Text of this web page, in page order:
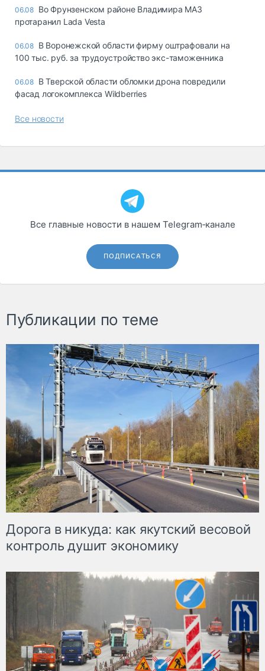
06.08 Во Фрунзенском районе Владимира МАЗ
протаранил Lada Vesta
06.08 В Воронежской области фирму оштрафовали на
100 тыс. руб. за трудоустройство экс-таможенника
06.08 В Тверской области обломки дрона повредили
фасад логокомплекса Wildberries
Все новости
Все главные новости в нашем Telegram‑канале
ПОДПИСАТЬСЯ
Публикации по теме
Дорога в никуда: как якутский весовой
контроль душит экономику